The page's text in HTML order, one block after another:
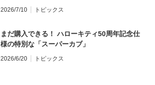
2026/7/10 トピックス
まだ購入できる！ ハローキティ50周年記念仕
様の特別な「スーパーカブ」
2026/6/20 トピックス